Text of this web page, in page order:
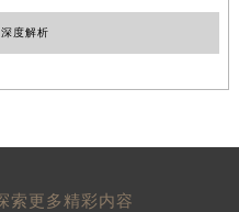
度解析
索更多精彩内容